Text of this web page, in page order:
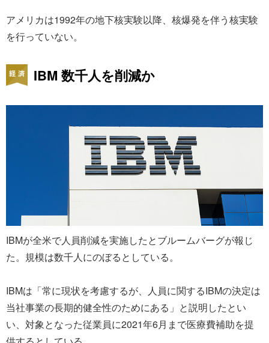
アメリカは1992年の地下核実験以降、核爆発を伴う核実験
を行っていない。
IBM 数千人を削減か
IBMが全米で人員削減を実施したとブルームバーグが報じ
た。規模は数千人にのぼるとしている。
IBMは「常に現状を考慮するが、人員に関するIBMの決定は
当社事業の長期的健全性のためにある」と説明したとい
い、対象となった従業員に2021年6月まで医療費補助を提